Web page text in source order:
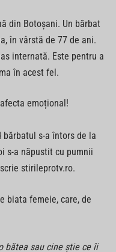
din Botoșani. Un bărbat
în vârstă de 77 de ani.
internată. Este pentru a
în acest fel.
emoțional!
s-a întors de la
s-a năpustit cu pumnii
stirileprotv.ro.
biata femeie, care, de
bătea sau cine știe ce îi